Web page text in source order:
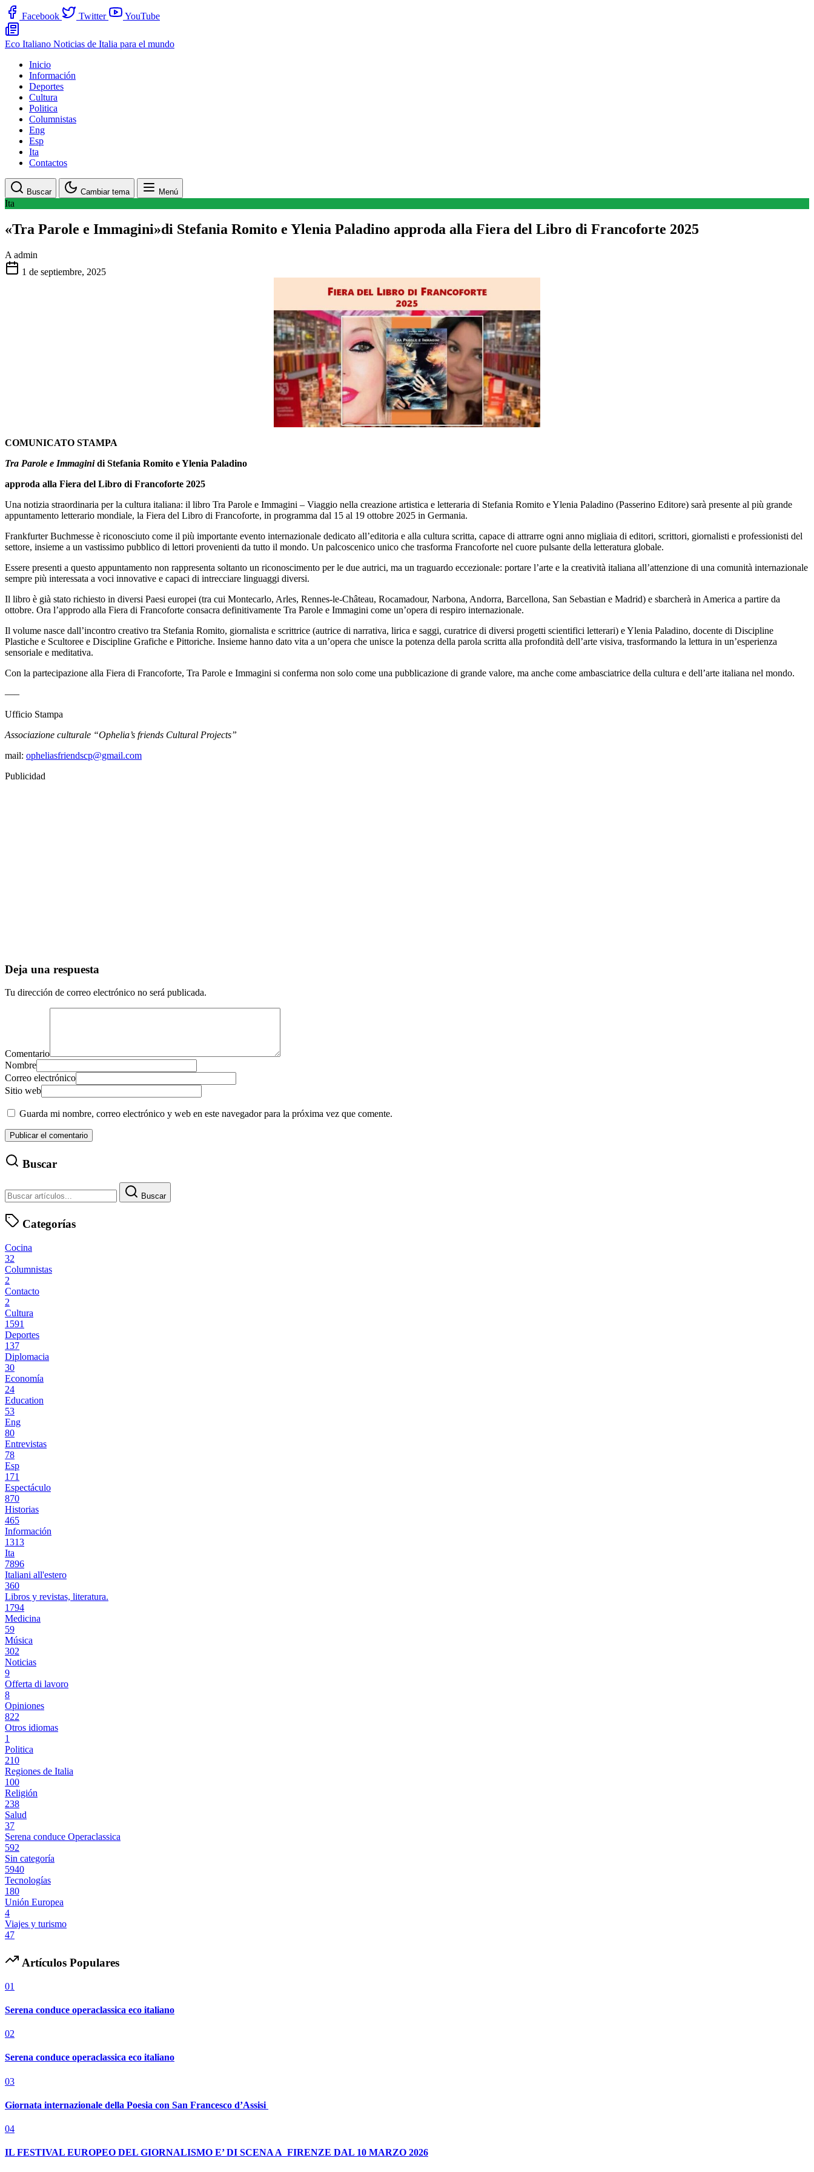
Facebook Twitter YouTube
Eco Italiano Noticias de Italia para el mundo
Inicio
Información
Deportes
Cultura
Politica
Columnistas
Eng
Esp
Ita
Contactos
Buscar Cambiar tema Menú
Ita
«Tra Parole e Immagini»di Stefania Romito e Ylenia Paladino approda alla Fiera del Libro di Francoforte 2025
A admin
1 de septiembre, 2025
COMUNICATO STAMPA
Tra Parole e Immaginidi Stefania Romito e Ylenia Paladino
approda alla Fiera del Libro di Francoforte 2025
Una notizia straordinaria per la cultura italiana: il libro Tra Parole e Immagini – Viaggio nella creazione artistica e letteraria di Stefania Romito e Ylenia Paladino (Passerino Editore) sarà presente al più grande
appuntamento letterario mondiale, la Fiera del Libro di Francoforte, in programma dal 15 al 19 ottobre 2025 in Germania.
Frankfurter Buchmesse è riconosciuto come il più importante evento internazionale dedicato all’editoria e alla cultura scritta, capace di attrarre ogni anno migliaia di editori, scrittori, giornalisti e professionisti del
settore, insieme a un vastissimo pubblico di lettori provenienti da tutto il mondo. Un palcoscenico unico che trasforma Francoforte nel cuore pulsante della letteratura globale.
Essere presenti a questo appuntamento non rappresenta soltanto un riconoscimento per le due autrici, ma un traguardo eccezionale: portare l’arte e la creatività italiana all’attenzione di una comunità internazionale
sempre più interessata a voci innovative e capaci di intrecciare linguaggi diversi.
Il libro è già stato richiesto in diversi Paesi europei (tra cui Montecarlo, Arles, Rennes-le-Château, Rocamadour, Narbona, Andorra, Barcellona, San Sebastian e Madrid) e sbarcherà in America a partire da
ottobre. Ora l’approdo alla Fiera di Francoforte consacra definitivamente Tra Parole e Immagini come un’opera di respiro internazionale.
Il volume nasce dall’incontro creativo tra Stefania Romito, giornalista e scrittrice (autrice di narrativa, lirica e saggi, curatrice di diversi progetti scientifici letterari) e Ylenia Paladino, docente di Discipline
Plastiche e Scultoree e Discipline Grafiche e Pittoriche. Insieme hanno dato vita a un’opera che unisce la potenza della parola scritta alla profondità dell’arte visiva, trasformando la lettura in un’esperienza
sensoriale e meditativa.
Con la partecipazione alla Fiera di Francoforte, Tra Parole e Immagini si conferma non solo come una pubblicazione di grande valore, ma anche come ambasciatrice della cultura e dell’arte italiana nel mondo.
—–
Ufficio Stampa
Associazione culturale “Ophelia’s friends Cultural Projects”
mail: opheliasfriendscp@gmail.com
Publicidad
Deja una respuesta
Tu dirección de correo electrónico no será publicada.
Comentario
Nombre
Correo electrónico
Sitio web
Guarda mi nombre, correo electrónico y web en este navegador para la próxima vez que comente.
Buscar
Buscar
Categorías
Cocina
32
Columnistas
2
Contacto
2
Cultura
1591
Deportes
137
Diplomacia
30
Economía
24
Education
53
Eng
80
Entrevistas
78
Esp
171
Espectáculo
870
Historias
465
Información
1313
Ita
7896
Italiani all'estero
360
Libros y revistas, literatura.
1794
Medicina
59
Música
302
Noticias
9
Offerta di lavoro
8
Opiniones
822
Otros idiomas
1
Politica
210
Regiones de Italia
100
Religión
238
Salud
37
Serena conduce Operaclassica
592
Sin categoría
5940
Tecnologías
180
Unión Europea
4
Viajes y turismo
47
Artículos Populares
01
Serena conduce operaclassica eco italiano
02
Serena conduce operaclassica eco italiano
03
Giornata internazionale della Poesia con San Francesco d’Assisi
04
IL FESTIVAL EUROPEO DEL GIORNALISMO E’ DI SCENA A FIRENZE DAL 10 MARZO 2026